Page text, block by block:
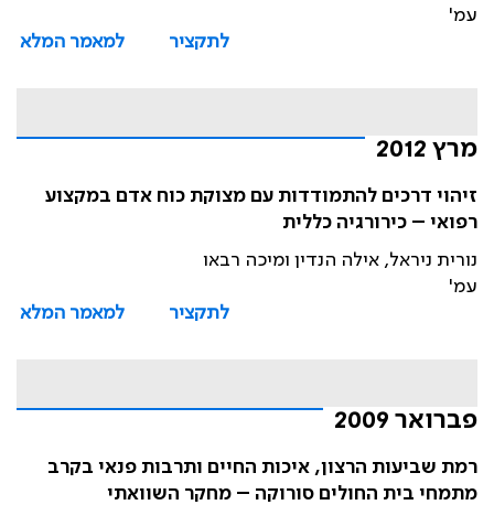
עמ'
לתקציר
למאמר המלא
מרץ 2012
זיהוי דרכים להתמודדות עם מצוקת כוח אדם במקצוע
רפואי – כירורגיה כללית
נורית ניראל, אילה הנדין ומיכה רבאו
עמ'
לתקציר
למאמר המלא
פברואר 2009
רמת שביעות הרצון, איכות החיים ותרבות פנאי בקרב
מתמחי בית החולים סורוקה – מחקר השוואתי